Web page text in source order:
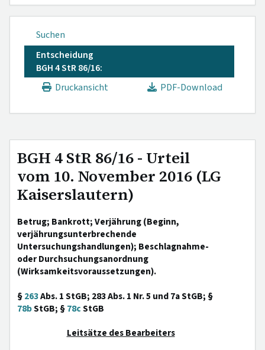
Suchen
Entscheidung
BGH 4 StR 86/16:
Druckansicht
PDF-Download
BGH 4 StR 86/16 - Urteil
vom 10. November 2016 (LG
Kaiserslautern)
Betrug; Bankrott; Verjährung (Beginn,
verjährungsunterbrechende
Untersuchungshandlungen); Beschlagnahme-
oder Durchsuchungsanordnung
(Wirksamkeitsvoraussetzungen).
§263Abs. 1 StGB; 283 Abs. 1 Nr. 5 und 7a StGB; §
78bStGB; §78cStGB
Leitsätze des Bearbeiters